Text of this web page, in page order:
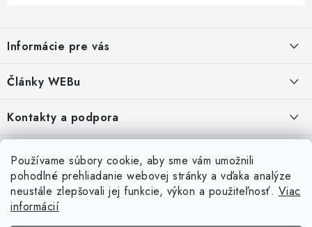
Používame súbory cookie, aby sme vám umožnili
pohodlné prehliadanie webovej stránky a vďaka analýze
neustále zlepšovali jej funkcie, výkon a použiteľnosť. Viac
informácií
p
ä
e
Informácie pre vás
Obchodné podmienky
Moja objednávka
Odstúpenie od zmluvy
Formuláre na stiahnutie
Napíšte nám
Články WEBu
Dôležité oznamy
16.6.2026
Nákup na splátky
23.10.2022
Ako nakupovať
Kontakty a podpora
2.8.2022
Doprava a Platba
4.3.2022
Servisné služby
Servis a služby pre Vás
5.3.2022
Doprava - UPS Doprava - Packeta Splátky - Home Credit